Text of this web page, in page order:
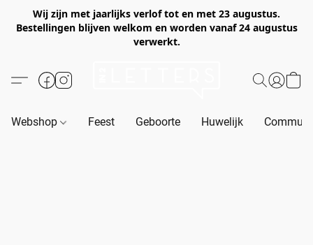
Wij zijn met jaarlijks verlof tot en met 23 augustus.
Bestellingen blijven welkom en worden vanaf 24 augustus
verwerkt.
Webshop Feest Geboorte Huwelijk